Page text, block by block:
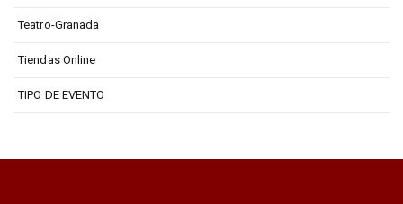
Teatro-Granada
Tiendas Online
TIPO DE EVENTO